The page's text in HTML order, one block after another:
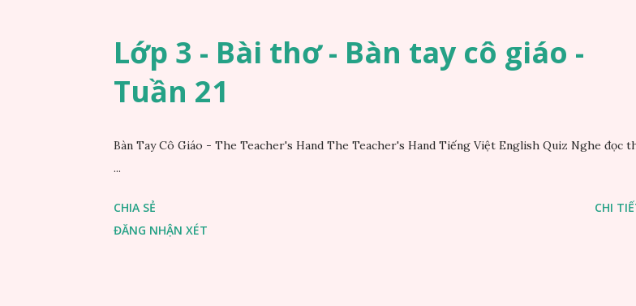
Lớp 3 - Bài thơ - Bàn tay cô giáo -
Tuần 21
Bàn Tay Cô Giáo - The Teacher's Hand The Teacher's Hand Tiếng Việt English Quiz Nghe đọc
...
CHIA SẺ
ĐĂNG NHẬN XÉT
CHI